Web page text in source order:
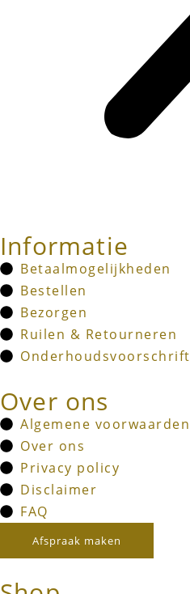
Informatie
Betaalmogelijkheden
Bestellen
Bezorgen
Ruilen & Retourneren
Onderhoudsvoorschrift
Over ons
Algemene voorwaarden
Over ons
Privacy policy
Disclaimer
FAQ
Afspraak maken